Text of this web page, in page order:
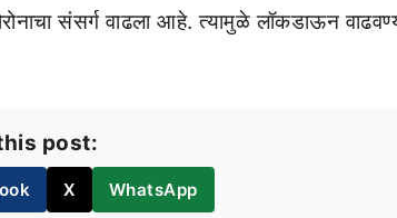
संसर्ग वाढला आहे. त्यामुळे लॉकडाऊन
post:
X WhatsApp